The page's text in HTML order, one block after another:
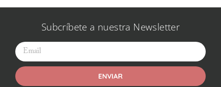
Subcríbete a nuestra Newsletter
ENVIAR